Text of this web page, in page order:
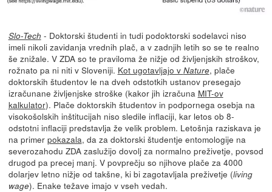
Slo-Tech - Doktorski študenti in tudi podoktorski sodelavci niso
imeli nikoli zavidanja vrednih plač, a v zadnjih letih so se te realno
še znižale. V ZDA so te praviloma že nižje od življenjskih stroškov,
rožnato pa ni niti v Sloveniji. Kot ugotavljajo v Nature, plače
doktorskih študentov le na dveh odstotkih ustanov presegajo
izračunane življenjske stroške (kakor jih izračuna MIT-ov
kalkulator). Plače doktorskih študentov in podpornega osebja na
visokošolskih inštitucijah niso sledile inflaciji, kar letos ob 8-
odstotni inflaciji predstavlja že velik problem. Letošnja raziskava je
na primer pokazala, da za doktorski študentje entomologije na
severozahodu ZDA zaslužijo dovolj za normalno preživetje, povsod
drugod pa precej manj. V povprečju so njihove plače za 4000
dolarjev letno nižje od takšne, ki bi zagotavljala preživetje (living
wage). Enake težave imajo v vseh vedah.